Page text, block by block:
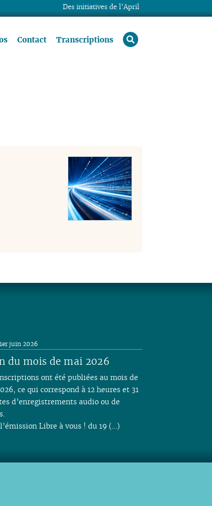
Contact Transcriptions rechercher
du mois de mai 2026
juin 2026
ont été publiées au mois de
ce qui correspond à 12 heures et 31
d’enregistrements audio ou de
Libre à vous ! du 19 (…)
Des initiatives de l’April